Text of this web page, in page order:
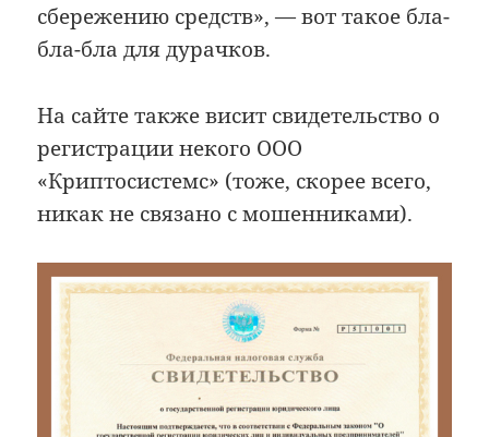
сбережению средств», — вот такое бла-
бла-бла для дурачков.
На сайте также висит свидетельство о
регистрации некого ООО
«Криптосистемс» (тоже, скорее всего,
никак не связано с мошенниками).